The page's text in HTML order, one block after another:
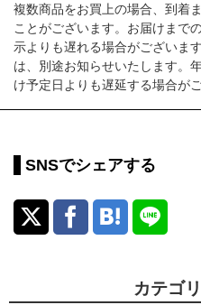
複数商品をお買上の場合、到着
ことがございます。お届けまで
示よりも遅れる場合がございま
は、別途お知らせいたします。
け予定日よりも遅延する場合が
SNSでシェアする
カテゴ